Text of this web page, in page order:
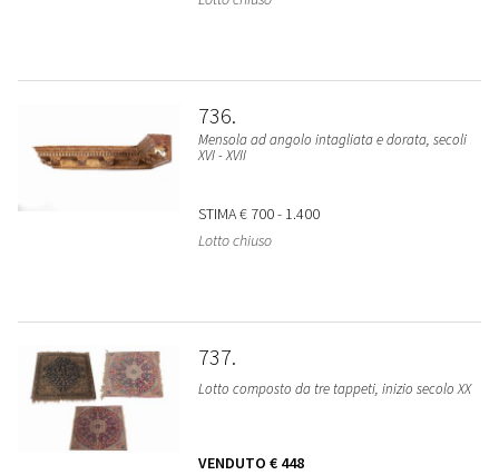
736
Mensola ad angolo intagliata e dorata, secoli
XVI - XVII
STIMA€ 700 - 1.400
Lotto chiuso
737
Lotto composto da tre tappeti, inizio secolo XX
VENDUTO € 448